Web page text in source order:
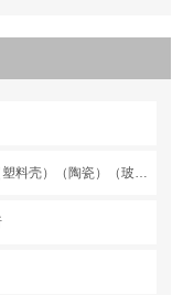
冲击试验机（触摸屏）（电源屏）（镜片）（塑料壳）（陶瓷）（玻璃）落球冲击测试机